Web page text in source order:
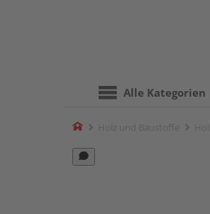
Alle Kategorien
Home